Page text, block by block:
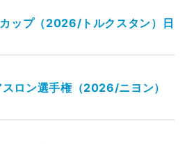
ップ（2026/トルクスタン）日
ロン選手権（2026/ニヨン）